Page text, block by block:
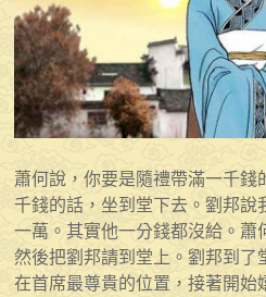
蕭何說，你要是隨禮帶滿一千
千錢的話，坐到堂下去。劉邦說
一萬。其實他一分錢都沒給。蕭
然後把劉邦請到堂上。劉邦到了
在首席最尊貴的位置，接著開始